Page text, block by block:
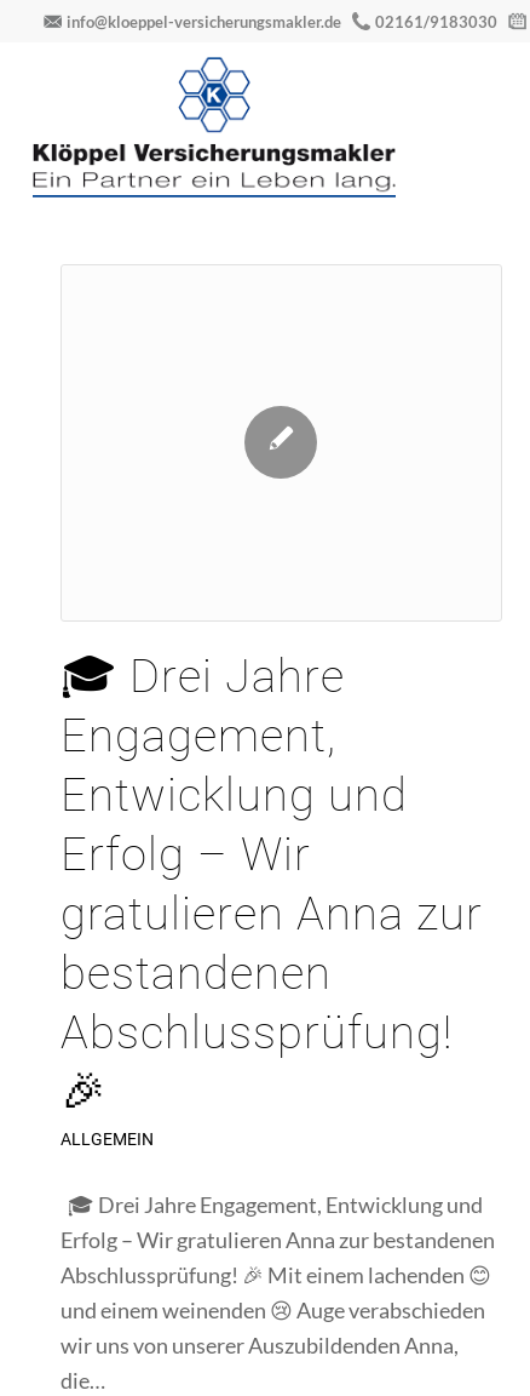
info@kloeppel-versicherungsmakler.de 02161/9183030
🎓 Drei Jahre
Engagement,
Entwicklung und
Erfolg – Wir
gratulieren Anna zur
bestandenen
Abschlussprüfung!
🎉
ALLGEMEIN
🎓 Drei Jahre Engagement, Entwicklung und
Erfolg – Wir gratulieren Anna zur bestandenen
Abschlussprüfung! 🎉 Mit einem lachenden 😊
und einem weinenden 😢 Auge verabschieden
wir uns von unserer Auszubildenden Anna,
die…